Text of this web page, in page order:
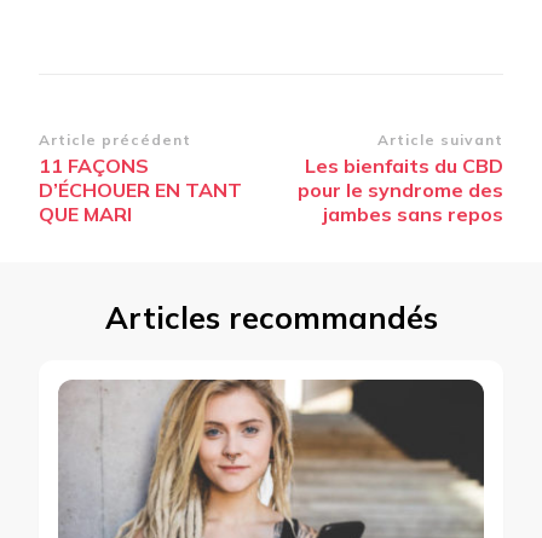
Navigation
d’article
Article précédent
11 FAÇONS
D’ÉCHOUER EN TANT
QUE MARI
Article suivant
Les bienfaits du CBD
pour le syndrome des
jambes sans repos
Articles recommandés